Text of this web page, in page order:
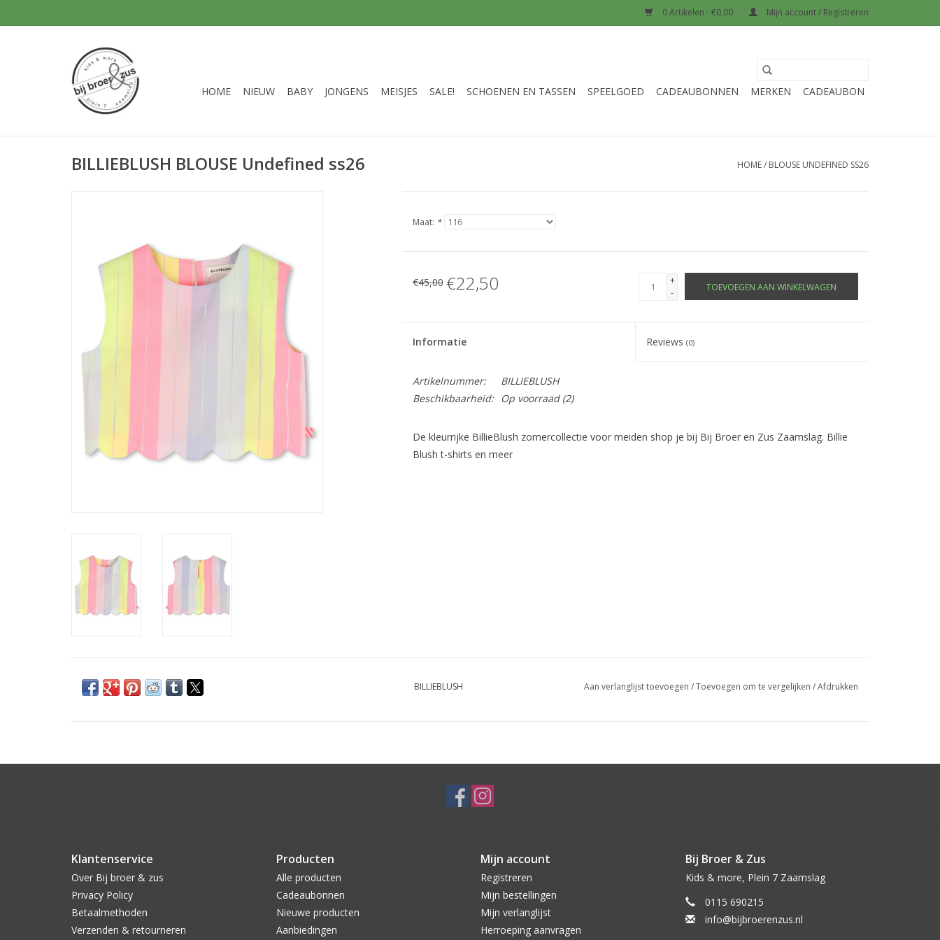
0 Artikelen - €0,00 Mijn account / Registreren
HOME NIEUW BABY JONGENS MEISJES SALE! SCHOENEN EN TASSEN SPEELGOED CADEAUBONNEN MERKEN CADEAUBON
BILLIEBLUSH BLOUSE Undefined ss26 HOME/ BLOUSE UNDEFINED SS26
Maat: *
€45,00 €22,50
+
-
TOEVOEGEN AAN WINKELWAGEN
Informatie Reviews(0)
Artikelnummer:
BILLIEBLUSH
Beschikbaarheid:
Op voorraad(2)
De kleurrijke BillieBlush zomercollectie voor meiden shop je bij Bij Broer en Zus Zaamslag. Billie
Blush t-shirts en meer
BILLIEBLUSH Aan verlanglijst toevoegen /Toevoegen om te vergelijken /Afdrukken
Klantenservice
Over Bij broer & zus
Privacy Policy
Betaalmethoden
Verzenden & retourneren
Producten
Alle producten
Cadeaubonnen
Nieuwe producten
Aanbiedingen
Mijn account
Registreren
Mijn bestellingen
Mijn verlanglijst
Herroeping aanvragen
Bij Broer & Zus
Kids & more, Plein 7 Zaamslag
0115 690215
info@bijbroerenzus.nl